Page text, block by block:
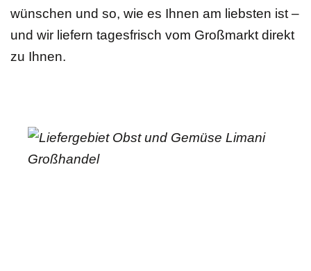
wünschen und so, wie es Ihnen am liebsten ist –
und wir liefern tagesfrisch vom Großmarkt direkt
zu Ihnen.